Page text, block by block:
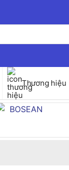
Thương hiệu